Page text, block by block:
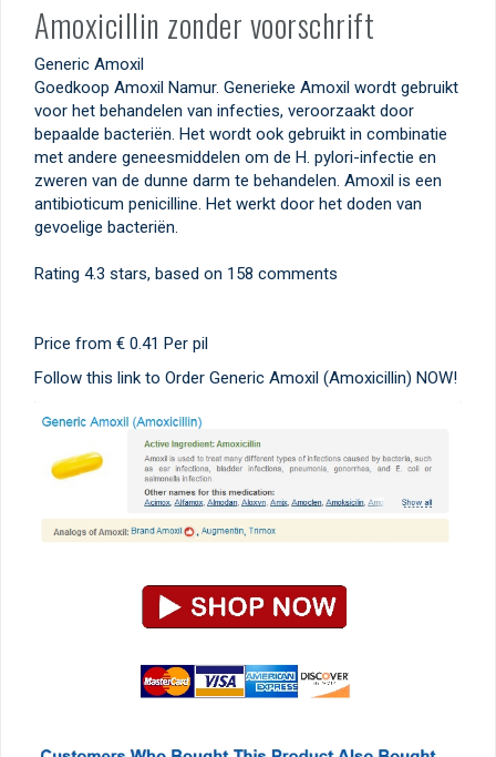
Amoxicillin zonder voorschrift
Generic Amoxil
Goedkoop Amoxil Namur. Generieke Amoxil wordt gebruikt
voor het behandelen van infecties, veroorzaakt door
bepaalde bacteriën. Het wordt ook gebruikt in combinatie
met andere geneesmiddelen om de H. pylori-infectie en
zweren van de dunne darm te behandelen. Amoxil is een
antibioticum penicilline. Het werkt door het doden van
gevoelige bacteriën.
Rating 4.3 stars, based on 158 comments
Price from € 0.41 Per pil
Follow this link to Order Generic Amoxil (Amoxicillin) NOW!